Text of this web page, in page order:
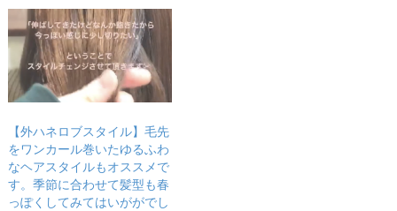
【外ハネロブスタイル】毛先
をワンカール巻いたゆるふわ
なヘアスタイルもオススメで
す。季節に合わせて髪型も春
っぽくしてみてはいががでし